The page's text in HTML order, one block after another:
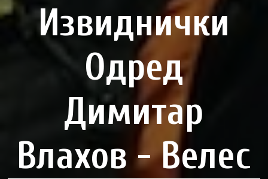
Извиднички
Одред
Димитар
Влахов - Велес